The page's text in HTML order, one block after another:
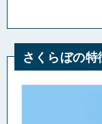
さくらぼの特